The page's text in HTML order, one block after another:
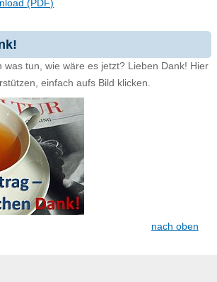
(PDF)
was tun, wie wäre es jetzt? Lieben Dank! Hier
einfach aufs Bild klicken.
nach oben